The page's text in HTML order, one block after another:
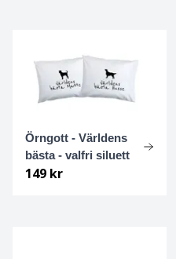
Örngott - Världens
bästa - valfri siluett
149 kr
Finsk spets
Foxterrier